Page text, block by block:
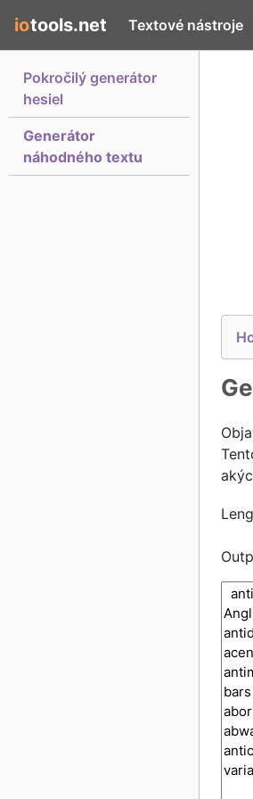
iotools.net Textové nástroje
Pokročilý generátor
hesiel
Generátor
náhodného textu